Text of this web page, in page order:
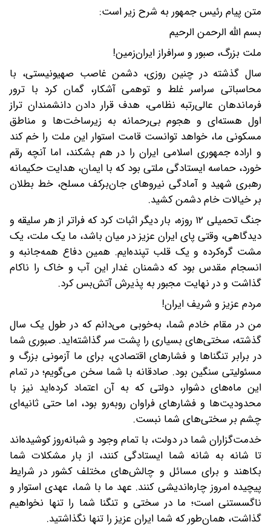
متن پیام رئیس جمهور به شرح زیر است:
بسم الله الرحمن الرحیم
ملت بزرگ، صبور و سرافراز ایران‌زمین!
سال گذشته در چنین روزی، دشمن غاصب صهیونیستی، با
محاسباتی سراسر غلط و توهمی آشکار، گمان ‌کرد با ترور
فرماندهان عالی‌رتبه نظامی، هدف قرار دادن دانشمندان تراز
اول هسته‌ای و هجوم بی‌رحمانه به زیرساخت‌ها و مناطق
مسکونی ما، خواهد توانست قامت استوار این ملت را خم کند
و اراده جمهوری اسلامی ایران را در هم بشکند، اما آنچه رقم
خورد، حماسه ایستادگی ملتی بود که با ایمان، هدایت حکیمانه
رهبری شهید و آمادگی نیروهای جان‌برکف مسلح، خط بطلان
بر خیالات خام دشمن کشید.
جنگ تحمیلی ۱۲ روزه، بار دیگر اثبات کرد که فراتر از هر سلیقه و
دیدگاهی، وقتی پای ایران عزیز در میان باشد، ما یک ملت، یک
مشت گره‌کرده و یک قلب تپنده‌ایم. همین دفاع همه‌جانبه و
انسجام مقدس بود که دشمنان غدار این آب و خاک را ناکام
گذاشت و در نهایت مجبور به پذیرش آتش‌بس کرد.
مردم عزیز و شریف ایران!
من در مقام خادم شما، به‌خوبی می‌دانم که در طول یک سال
گذشته، سختی‌های بسیاری را پشت سر گذاشته‌اید. صبوری شما
در برابر تنگناها و فشارهای اقتصادی، برای ما آزمونی بزرگ و
مسئولیتی سنگین بود. صادقانه با شما سخن می‌گویم؛ در تمام
این ماه‌های دشوار، دولتی که به آن اعتماد کرده‌اید نیز با
محدودیت‌ها و فشارهای فراوان روبه‌رو بود، اما حتی ثانیه‌ای
چشم بر سختی‌های شما نبست.
خدمت‌گزاران شما در دولت، با تمام وجود و شبانه‌روز کوشیده‌اند
تا شانه به شانه شما ایستادگی کنند، از بار مشکلات شما
بکاهند و برای مسائل و چالش‌های مختلف کشور در شرایط
پیچیده امروز چاره‌اندیشی کنند. عهد ما با شما، عهدی استوار و
ناگسستنی است؛ ما در سختی و تنگنا شما را تنها نخواهیم
گذاشت، همان‌طور که شما ایران عزیز را تنها نگذاشتید.